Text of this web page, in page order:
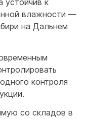
устойчив к
влажности —
на Дальнем
контроля
со складов в